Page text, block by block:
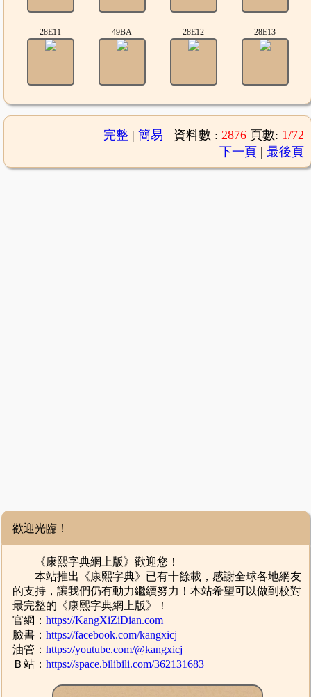
28E11 49BA 28E12 28E13
完整| 簡易 資料數 : 2876 頁數: 1/72
下一頁 | 最後頁
歡迎光臨！
《康熙字典網上版》歡迎您！
本站推出《康熙字典》已有十餘載，感謝全球各地網友
的支持，讓我們仍有動力繼續努力！本站希望可以做到校對
最完整的《康熙字典網上版》！
官網：https://KangXiZiDian.com
臉書：https://facebook.com/kangxicj
油管：https://youtube.com/@kangxicj
Ｂ站：https://space.bilibili.com/362131683